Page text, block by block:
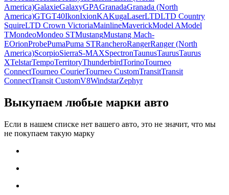
America)GalaxieGalaxyGPAGranadaGranada (North
America)GTGT40IkonIxionKAKugaLaserLTDLTD Country
SquireLTD Crown VictoriaMainlineMaverickModel AModel
TMondeoMondeo STMustangMustang Mach-
EOrionProbePumaPuma STRancheroRangerRanger (North
America)ScorpioSierraS-MAXSpectronTaunusTaurusTaurus
XTelstarTempoTerritoryThunderbirdTorinoTourneo
ConnectTourneo CourierTourneo CustomTransitTransit
ConnectTransit CustomV8WindstarZephyr
Выкупаем любые марки авто
Если в нашем списке нет вашего авто, это не значит, что мы
не покупаем такую марку